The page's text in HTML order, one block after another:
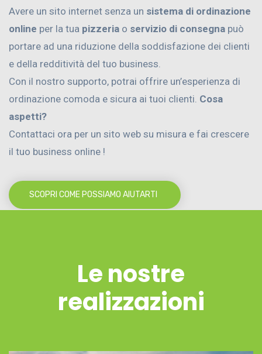
Avere un sito internet senza un sistema di ordinazione
online per la tua pizzeria o servizio di consegna può
portare ad una riduzione della soddisfazione dei clienti
e della redditività del tuo business.
Con il nostro supporto, potrai offrire un’esperienza di
ordinazione comoda e sicura ai tuoi clienti. Cosa
aspetti?
Contattaci ora per un sito web su misura e fai crescere
il tuo business online !
SCOPRI COME POSSIAMO AIUTARTI
Le nostre
realizzazioni